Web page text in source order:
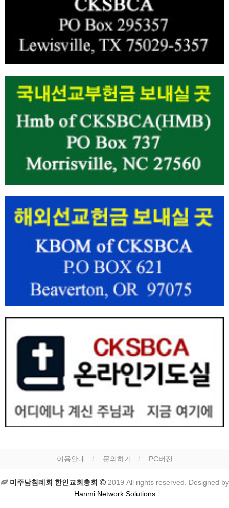
이용안내 문의하기 PC버전
미주남침례회 한인교회총회
2019 All rights reserved. Designed by
Hanmi Network Solutions